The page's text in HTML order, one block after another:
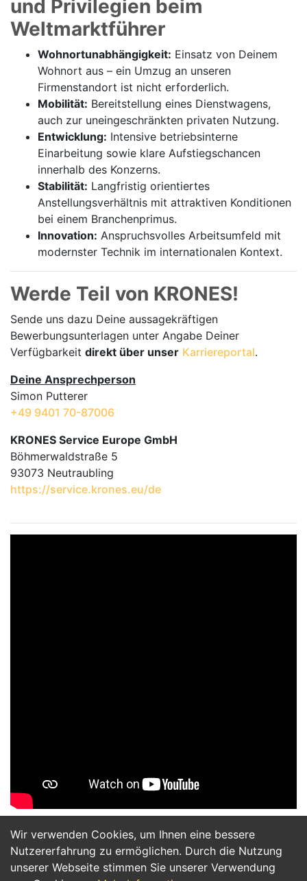
Wir verwenden Cookies, um Ihnen eine bessere
Nutzererfahrung zu ermöglichen. Durch die Nutzung
unserer Webseite stimmen Sie unserer Verwendung
und Privilegien beim
Weltmarktführer
Wohnortunabhängigkeit: Einsatz von Deinem
Wohnort aus – ein Umzug an unseren
Firmenstandort ist nicht erforderlich.
Mobilität: Bereitstellung eines Dienstwagens,
auch zur uneingeschränkten privaten Nutzung.
Entwicklung: Intensive betriebsinterne
Einarbeitung sowie klare Aufstiegschancen
innerhalb des Konzerns.
Stabilität: Langfristig orientiertes
Anstellungsverhältnis mit attraktiven Konditionen
bei einem Branchenprimus.
Innovation: Anspruchsvolles Arbeitsumfeld mit
modernster Technik im internationalen Kontext.
Werde Teil von KRONES!
Sende uns dazu Deine aussage­kräftigen
Bewerbungsunterlagen unter Angabe Deiner
Verfügbarkeit direkt über unser Karriereportal.
Deine Ansprechperson
Simon Putterer
+49 9401 70-87006
KRONES Service Europe GmbH
Böhmerwaldstraße 5
93073 Neutraubling
https://service.krones.eu/de
Jetzt Bewerben